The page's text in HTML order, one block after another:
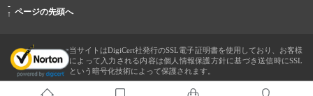
-
↑ ページの先頭へ
当サイトはDigiCert社発行のSSL電子証明書を使用しており、お客様
によって入力される内容は個人情報保護方針に基づき送信時にSSL
という暗号化技術によって保護されます。